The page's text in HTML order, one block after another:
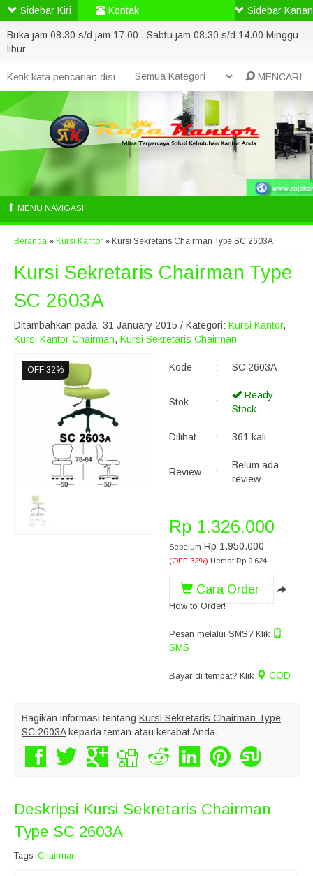
Buka jam 08.30 s/d jam 17.00 , Sabtu jam 08.30 s/d 14.00 Minggu
libur
MENCARI
MENU NAVIGASI
Beranda » Kursi Kantor » Kursi Sekretaris Chairman Type SC 2603A
Kursi Sekretaris Chairman Type
SC 2603A
Ditambahkan pada: 31 January 2015 / Kategori: Kursi Kantor,
Kursi Kantor Chairman, Kursi Sekretaris Chairman
OFF 32% Kode : SC 2603A
Stok :
Ready
Stock
Dilihat : 361 kali
Review :
Belum ada
review
Rp 1.326.000
Sebelum Rp 1.950.000
(OFF 32%) Hemat Rp 0.624
Cara Order
How to Order!
Pesan melalui SMS? Klik
SMS
Bayar di tempat? Klik COD
Bagikan informasi tentang Kursi Sekretaris Chairman Type
SC 2603Akepada teman atau kerabat Anda.
Deskripsi Kursi Sekretaris Chairman
Type SC 2603A
Tags: Chairman
Sidebar Kiri Kontak Sidebar Kanan